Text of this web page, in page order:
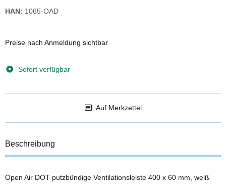
HAN: 1065-OAD
Preise nach Anmeldung sichtbar
Sofort verfügbar
Auf Merkzettel
Beschreibung
Open Air DOT putzbündige Ventilationsleiste 400 x 60 mm, weiß